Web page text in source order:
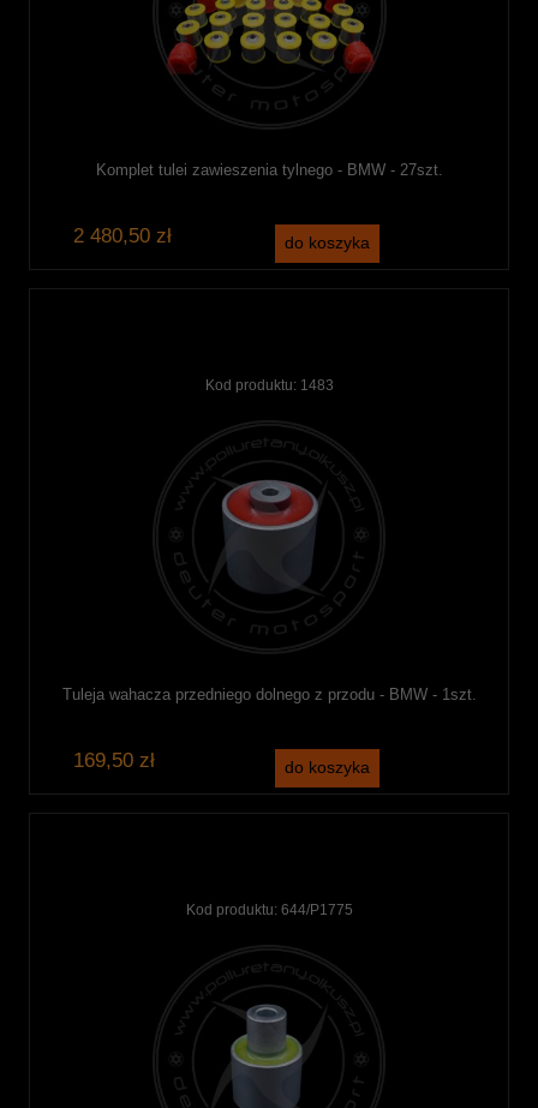
Komplet tulei zawieszenia tylnego - BMW - 27szt.
2 480,50 zł do koszyka
Kod produktu: 1483
Tuleja wahacza przedniego dolnego z przodu - BMW - 1szt.
169,50 zł do koszyka
Kod produktu: 644/P1775